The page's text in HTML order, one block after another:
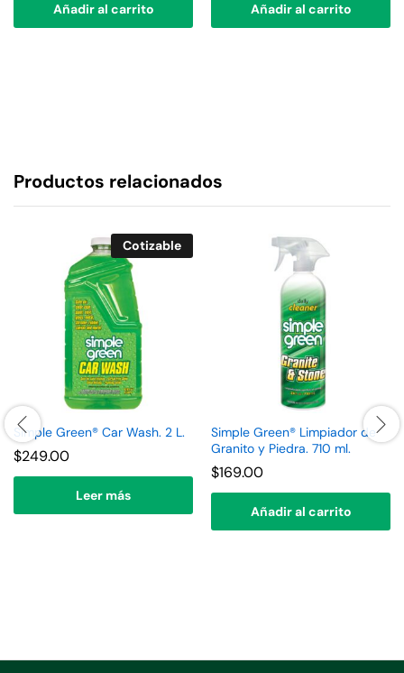
Añadir al carrito Añadir al carrito
Productos relacionados
Cotizable
Simple Green® Car Wash. 2 L.
$249.00
Leer más
Simple Green® Limpiador de
Granito y Piedra. 710 ml.
$169.00
Añadir al carrito